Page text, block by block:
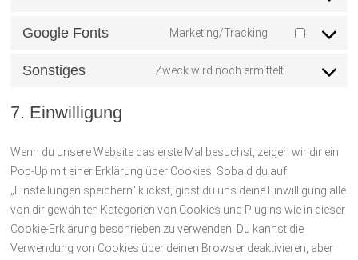
service
Google Fonts Marketing/Tracking
Consent
service
Sonstiges Zweck wird noch ermittelt
Consent
7. Einwilligung
Wenn du unsere Website das erste Mal besuchst, zeigen wir dir ein
Pop-Up mit einer Erklärung über Cookies. Sobald du auf
„Einstellungen speichern“ klickst, gibst du uns deine Einwilligung alle
von dir gewählten Kategorien von Cookies und Plugins wie in dieser
Cookie-Erklärung beschrieben zu verwenden. Du kannst die
Verwendung von Cookies über deinen Browser deaktivieren, aber